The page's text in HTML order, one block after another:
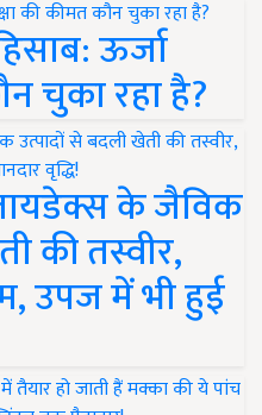
ऊर्जा
चुका रहा है?
के जैविक
की तस्वीर,
उपज में भी हुई